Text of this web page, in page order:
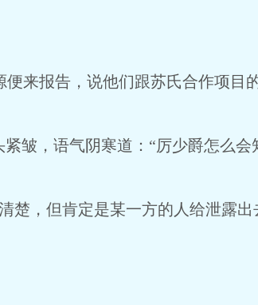
便来报告，说他们跟苏氏合作项目
紧皱，语气阴寒道：“厉少爵怎么会
楚，但肯定是某一方的人给泄露出